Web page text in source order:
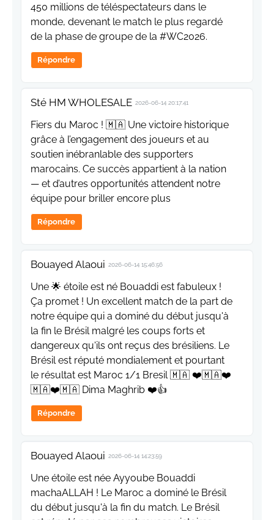
450 millions de téléspectateurs dans le
monde, devenant le match le plus regardé
de la phase de groupe de la #WC2026.
Répondre
Sté HM WHOLESALE 2026-06-14 20:17:41
Fiers du Maroc ! 🇲🇦 Une victoire historique
grâce à l’engagement des joueurs et au
soutien inébranlable des supporters
marocains. Ce succès appartient à la nation
— et d’autres opportunités attendent notre
équipe pour briller encore plus
Répondre
Bouayed Alaoui 2026-06-14 15:46:56
Une 🌟 étoile est né Bouaddi est fabuleux !
Ça promet ! Un excellent match de la part de
notre équipe qui a dominé du début jusqu'à
la fin le Brésil malgré les coups forts et
dangereux qu'ils ont reçus des brésiliens. Le
Brésil est réputé mondialement et pourtant
le résultat est Maroc 1/1 Bresil 🇲🇦 ❤️🇲🇦❤️
🇲🇦❤️🇲🇦 Dima Maghrib ❤️👍
Répondre
Bouayed Alaoui 2026-06-14 14:23:59
Une étoile est née Ayyoube Bouaddi
machaALLAH ! Le Maroc a dominé le Brésil
du début jusqu'à la fin du match. Le Brésil